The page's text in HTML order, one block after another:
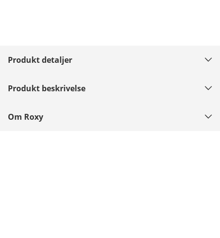
Produkt detaljer
Produkt beskrivelse
Om Roxy